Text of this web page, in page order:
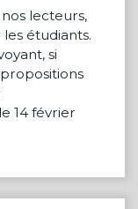
lecteurs,
étudiants.
si
14 février